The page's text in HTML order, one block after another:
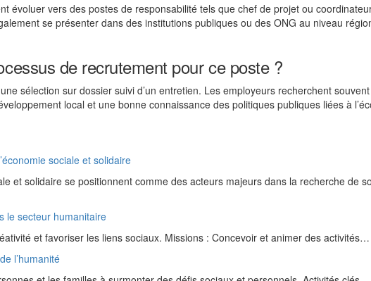
évoluer vers des postes de responsabilité tels que chef de projet ou
se présenter dans des institutions publiques ou des ONG au niveau
de recrutement pour ce poste ?
sélection sur dossier suivi d’un entretien. Les employeurs recherchent
local et une bonne connaissance des politiques publiques liées à
sociale et solidaire
et solidaire se positionnent comme des acteurs majeurs dans la recherche de
le secteur humanitaire
et favoriser les liens sociaux. Missions : Concevoir et animer des activités…
l’humanité